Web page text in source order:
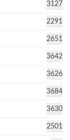
3127
2291
2651
3642
3626
3684
3630
2501